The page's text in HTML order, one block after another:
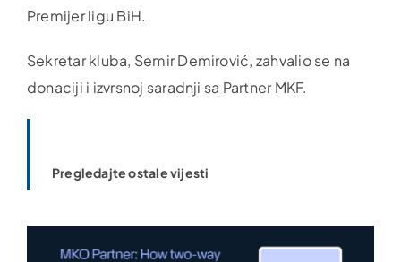
Premijer ligu BiH.
Sekretar kluba, Semir Demirović, zahvalio se na
donaciji i izvrsnoj saradnji sa Partner MKF.
Pregledajte ostale vijesti